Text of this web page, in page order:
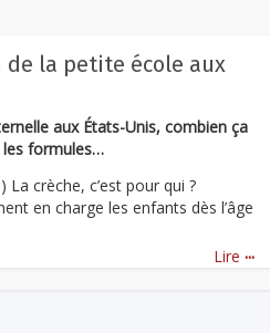
de la petite école aux
aux États-Unis, combien ça
formules…
La crèche, c’est pour qui ?
en charge les enfants dès l’âge
Lire ...